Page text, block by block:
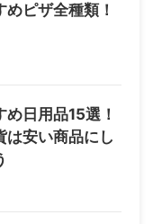
ピザ全種類！
日用品15選！
は安い商品にし